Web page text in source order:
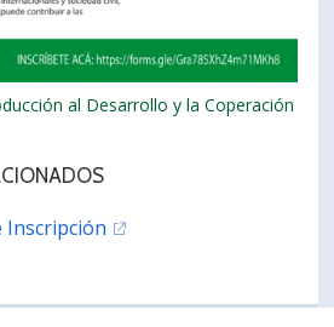
al Desarrollo y la Coperación
Inscripción